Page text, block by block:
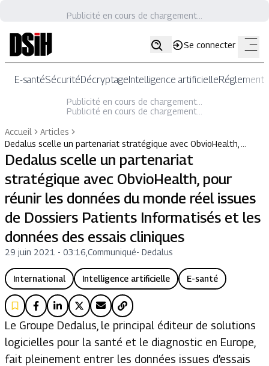
Publicité en cours de chargement...
Se connecter
E-santéSécuritéDécryptageIntelligence artificielle
Publicité en cours de chargement...
Publicité en cours de chargement...
Accueil
Articles
Dedalus scelle un partenariat stratégique avec ObvioHealth, …
Dedalus scelle un partenariat
stratégique avec ObvioHealth, pour
réunir les données du monde réel issues
de Dossiers Patients Informatisés et les
données des essais cliniques
29 juin 2021 - 03:16 Communiqué- Dedalus
International Intelligence artificielle E-santé
Le Groupe Dedalus, le principal éditeur de solutions
logicielles pour la santé et le diagnostic en Europe,
fait pleinement entrer les données issues d’essais